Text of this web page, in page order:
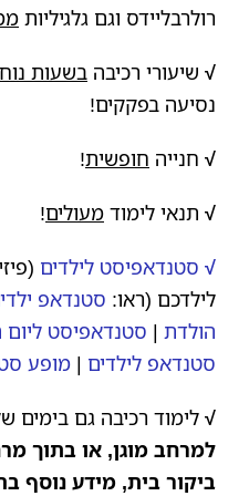
רולרבליידס וגם גלגיליות
√ שיעורי רכיבה בשעות
נסיעה בפקקים!
√ חנייה חופשית!
√ תנאי לימוד מעולים!
√ סטנדאפיסט לילדים
לילדכם (ראו: סטנדאפ
הולדת | סטנדאפיסט ליום
סטנדאפ לילדים | מופע
√ לימוד רכיבה גם בימים
למרחב מוגן, או בתוך
ביקור בית, מידע נוסף